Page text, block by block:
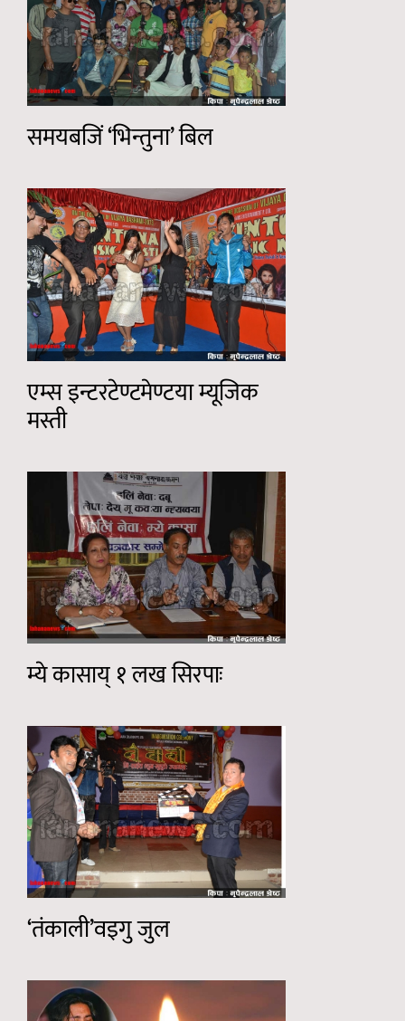
समयबजिं ‘भिन्तुना’ बिल
एम्स इन्टरटेण्टमेण्टया म्यूजिक
मस्ती
म्ये कासाय् १ लख सिरपाः
‘तंकाली’वइगु जुल